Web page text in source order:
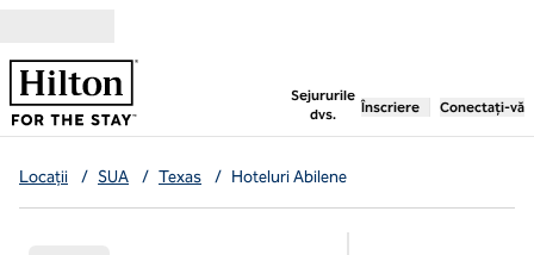
Sejururile
dvs.
, deschide o filă nouă
Înscriere Conectați-vă
Locații / SUA / Texas / Hoteluri Abilene